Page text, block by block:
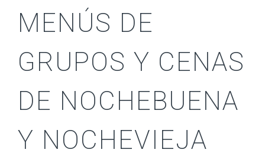
MENÚS DE
GRUPOS Y CENAS
DE NOCHEBUENA
Y NOCHEVIEJA